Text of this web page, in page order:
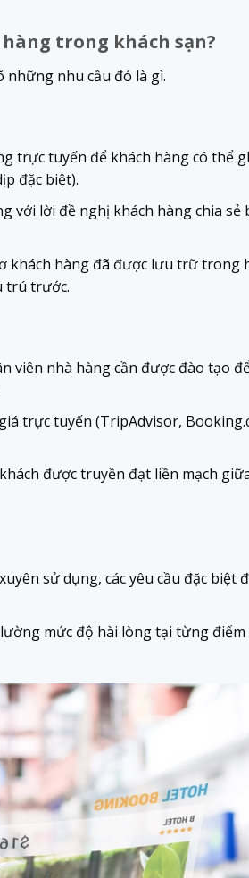
trong khách sạn?
nhu cầu đó là gì.
trực tuyến để khách hàng có thể
đặc biệt).
với lời đề nghị khách hàng chia sẻ
khách hàng đã được lưu trữ trong
trú trước.
viên nhà hàng cần được đào tạo
trực tuyến (TripAdvisor,
được truyền đạt liền mạch
sử dụng, các yêu cầu đặc biệt
mức độ hài lòng tại từng điểm